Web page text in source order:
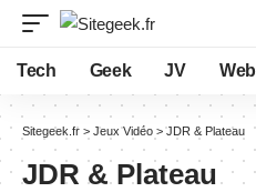
Tech Geek JV Web
Sitegeek.fr > Jeux Vidéo >JDR & Plateau
JDR & Plateau